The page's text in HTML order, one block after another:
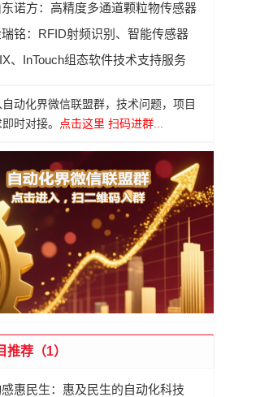
东诺方：高精度多通道颗粒物传感器
铭：RFID射频识别、智能传感器
、InTouch组态软件技术支持服务
动化界微信联盟群，技术问题，项目
时对接。
点击这里 扫码进群...
推荐（1）
惠民生：惠及民生的自动化科技